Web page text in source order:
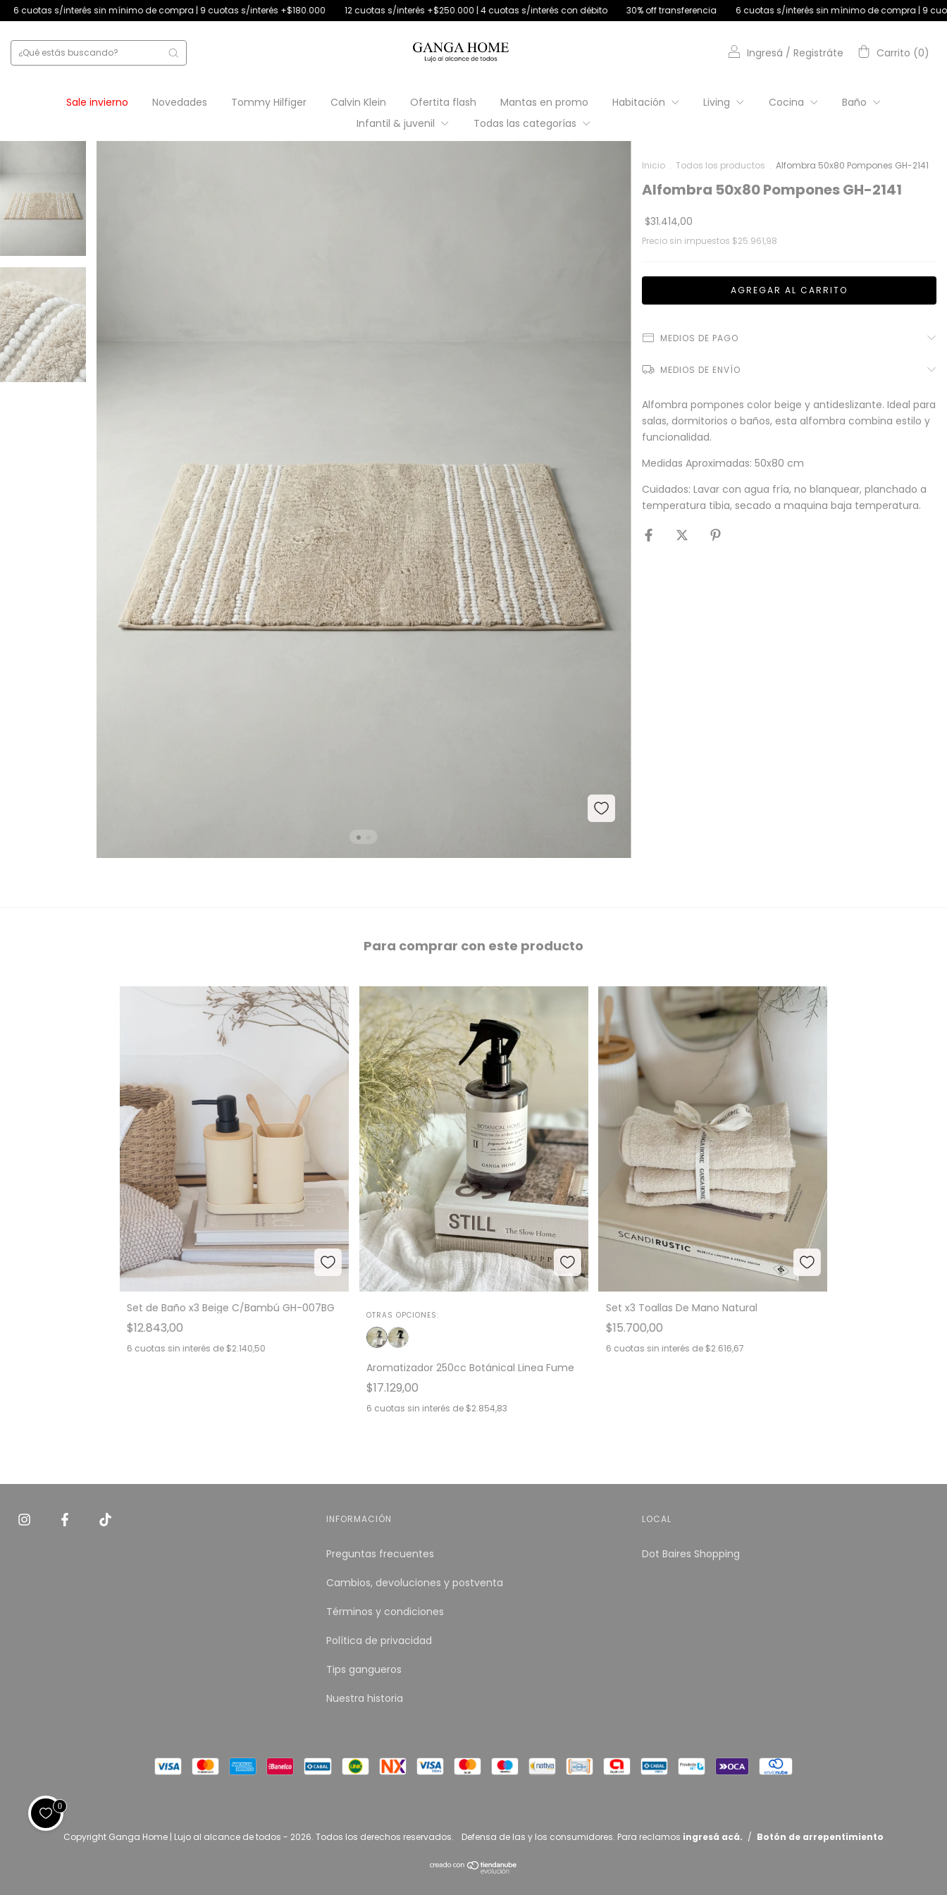
sin mínimo de compra | 9 cuotas s/interés +$180.000 12 cuotas s/interés +$250.000 | 4 cuotas s/interés con débito 30% off transferencia 6 cuotas s/interés sin mínimo de compra | 9 cuotas s/interés
Ingresá / Registráte Carrito (0)
Sale invierno Novedades Tommy Hilfiger Calvin Klein Ofertita flash Mantas en promo Habitación Living Cocina
Baño
Infantil & juvenil
Todas las categorías
Inicio . Todos los productos . Alfombra 50x80 Pompones GH-2141
Alfombra 50x80 Pompones GH-2141
$31.414,00
Precio sin impuestos $25.961,98
MEDIOS DE PAGO
MEDIOS DE ENVÍO
Alfombra pompones color beige y antideslizante. Ideal para
salas, dormitorios o baños, esta alfombra combina estilo y
funcionalidad.
Medidas Aproximadas: 50x80 cm
Cuidados: Lavar con agua fría, no blanquear, planchado a
temperatura tibia, secado a maquina baja temperatura.
Para comprar con este producto
Set de Baño x3 Beige C/Bambú GH-007BG
$12.843,00
6 cuotas sin interés de$2.140,50
OTRAS OPCIONES:
Aromatizador 250cc Botánical Linea Fume
$17.129,00
6 cuotas sin interés de $2.854,83
Set x3 Toallas De Mano Natural
$15.700,00
6 cuotas sin interés de$2.616,67
INFORMACIÓN
Preguntas frecuentes
Cambios, devoluciones y postventa
Términos y condiciones
Política de privacidad
Tips gangueros
Nuestra historia
LOCAL
Dot Baires Shopping
Copyright Ganga Home | Lujo al alcance de todos - 2026. Todos los derechos reservados. Defensa de las y los consumidores. Para reclamos ingresá acá. / Botón de arrepentimiento
0